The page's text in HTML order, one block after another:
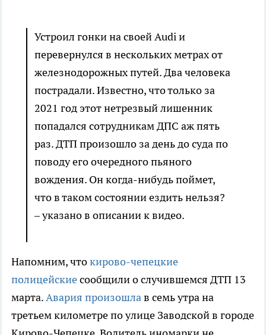
Устроил гонки на своей Audi и
перевернулся в нескольких метрах от
железнодорожных путей. Два человека
пострадали. Известно, что только за
2021 год этот нетрезвый лишенник
попадался сотрудникам ДПС аж пять
раз. ДТП произошло за день до суда по
поводу его очередного пьяного
вождения. Он когда-нибудь поймет,
что в таком состоянии ездить нельзя?
– указано в описании к видео.
Напомним, чтокирово-чепецкие
полицейскиесообщили о случившемся ДТП 13
марта.Авария произошлав семь утра на
третьем километре по улице Заводской в городе